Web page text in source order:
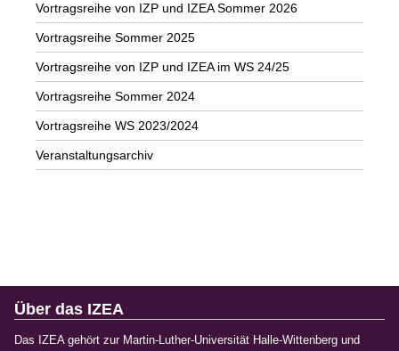
Vortragsreihe von IZP und IZEA Sommer 2026
Vortragsreihe Sommer 2025
Vortragsreihe von IZP und IZEA im WS 24/25
Vortragsreihe Sommer 2024
Vortragsreihe WS 2023/2024
Veranstaltungsarchiv
Über das IZEA
Das IZEA gehört zur Martin-Luther-Universität Halle-Wittenberg und